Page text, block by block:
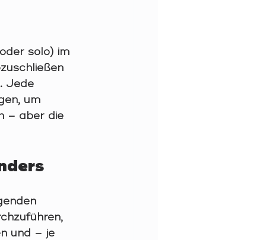
solo) im
Jede
um
– aber die
und – je